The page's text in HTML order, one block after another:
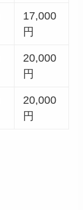
17,000
円
20,000
円
20,000
円